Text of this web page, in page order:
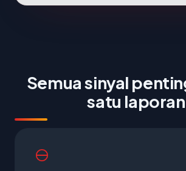
Semua sinyal
satu laporan